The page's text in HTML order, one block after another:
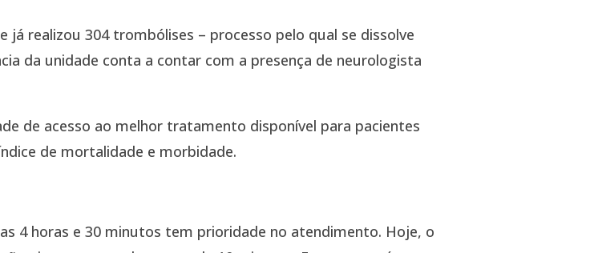
realizou 304 trombólises – processo pelo qual se dissolve
da unidade conta a contar com a presença de neurologista
de acesso ao melhor tratamento disponível para pacientes
de mortalidade e morbidade.
4 horas e 30 minutos tem prioridade no atendimento. Hoje, o